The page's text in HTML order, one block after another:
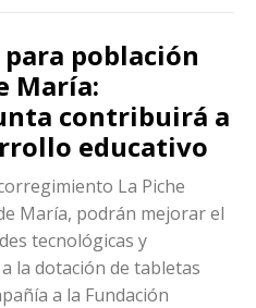
población
María:
contribuirá a
educativo
La Piche
María, podrán mejorar el
tecnológicas y
la dotación de tabletas
a la Fundación